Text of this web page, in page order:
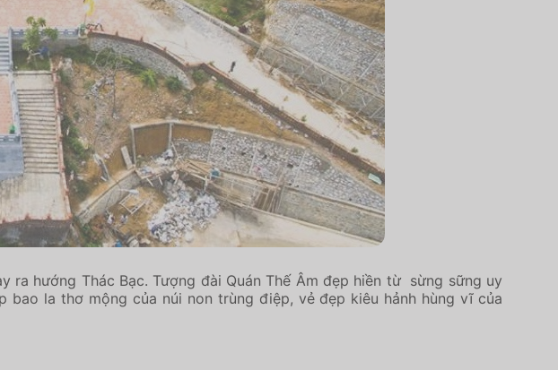
hướng Thác Bạc. Tượng đài Quán Thế Âm đẹp hiền từ sừng sững uy
la thơ mộng của núi non trùng điệp, vẻ đẹp kiêu hảnh hùng vĩ của